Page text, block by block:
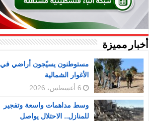
أخبار مميزة
مستوطنون يسيّجون أراضي في
الأغوار الشمالية
6 أغسطس، 2026
وسط مداهمات واسعة وتفجير
للمنازل.. الاحتلال يواصل